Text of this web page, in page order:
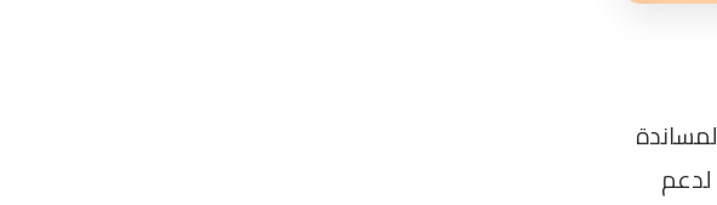
ملحوظاً على المساندة
لدعم